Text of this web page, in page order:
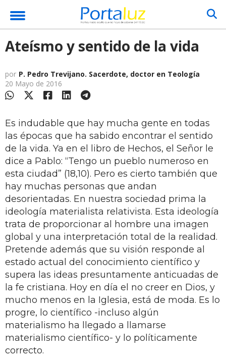
Ateísmo y sentido de la vida
por P. Pedro Trevijano. Sacerdote, doctor en Teología
20 Mayo de 2016
Es indudable que hay mucha gente en todas
las épocas que ha sabido encontrar el sentido
de la vida. Ya en el libro de Hechos, el Señor le
dice a Pablo: “Tengo un pueblo numeroso en
esta ciudad” (18,10). Pero es cierto también que
hay muchas personas que andan
desorientadas. En nuestra sociedad prima la
ideología materialista relativista. Esta ideología
trata de proporcionar al hombre una imagen
global y una interpretación total de la realidad.
Pretende además que su visión responde al
estado actual del conocimiento científico y
supera las ideas presuntamente anticuadas de
la fe cristiana. Hoy en día el no creer en Dios, y
mucho menos en la Iglesia, está de moda. Es lo
progre, lo científico -incluso algún
materialismo ha llegado a llamarse
materialismo científico- y lo políticamente
correcto.